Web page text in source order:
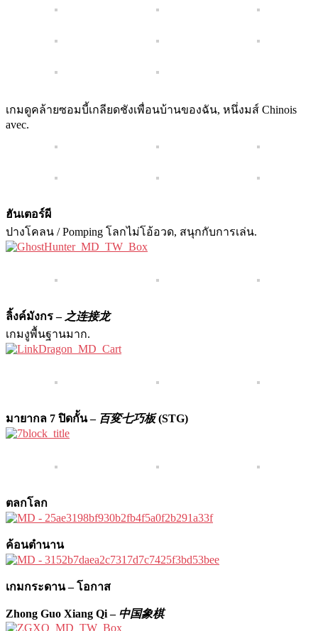
เกมดูคล้ายซอมบี้เกลียดชังเพื่อนบ้านของฉัน, หนึ่งมส์ Chinois
avec.
ฮันเตอร์ผี
ปางโคลน / Pomping โลกไม่โอ้อวด, สนุกกับการเล่น.
ลิ้งค์มังกร –之连接龙
เกมงูพื้นฐานมาก.
มายากล 7 ปิดกั้น – 百変七巧板(STG)
ตลกโลก
ค้อนตำนาน
เกมกระดาน – โอกาส
Zhong Guo Xiang Qi – 中国象棋